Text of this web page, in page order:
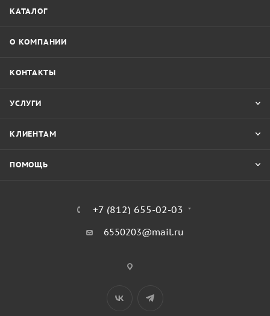
КАТАЛОГ
О КОМПАНИИ
КОНТАКТЫ
УСЛУГИ
КЛИЕНТАМ
ПОМОЩЬ
+7 (812) 655-02-03
6550203@mail.ru